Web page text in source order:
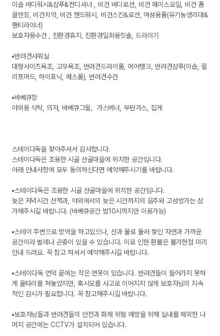
이솝 바디워시&샴푸&컨디셔너 , 비건 바디로션, 비건 페이스오일, 비건 폼
클렌징, 비건치약, 비건 핸드워시, 비건스킨&로션, 여성용품(유기농생리대&
팬티라이너)
보호자용수건 , 친환경휴지, 친환경일회용칫솔, 드라이기
▪반려견샤워실
대형사이즈욕조, 고무욕조, 반려견드라이룸, 에어탱크, 반려견샴푸(이솝, 릴
리프머드, 하이포닉, 페스룸), 반려견수건
▪바베큐장
야외용 식탁, 의자, 바베큐그릴,  가스버너, 부탄가스, 집게
스테이다독을 찾아주셔서 감사합니다.
스테이다독은 조용한 시골 산골마을에 위치한 공간입니다.
아래 안내사항에 모두 동의하신다면 예약해주시기를 바랍니다.
▪스테이다독은 조용한 시골 산골마을에 위치한 공간입니다.
늦은 저녁시간 산책과, 야외에서의 늦은 시간까지의 음주와 고성방가는 삼
가해주시길 바랍니다. (바베큐공간 밤10시까지만 이용가능)
▪스테이 주변으로 방역을 하고있으나, 산과 물로 둘러 쌓인 자연과 가까운
공간이라 벌레나 곤충이 있을 수 있습니다. 이로 인한 환불은 불가한점 미리
안내 드려요. 꼭 참고 하셔서 예약해주시길 바랍니다.
▪스테이다독 언덕 끝에는 작은 연못이 있습니다. 반려견들이 들어가지 못하
게 울타리를 쳐놓았지만, 혹시모를 사고로 이어지지 않게 보호자님의 지속
적인 감시가 필요합니다. 꼭 참고해주시길 바랍니다.
▪보호자님들과 반려견들의 안전과 화제 위험 예방을 위해 실내를 제외한 나
머지 공간에는 CCTV가 설치되어 있습니다.